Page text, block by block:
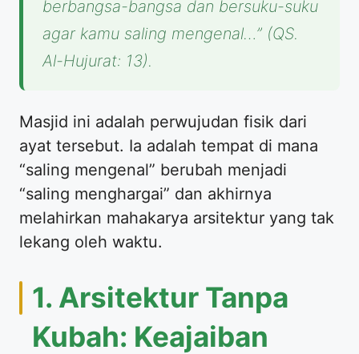
berbangsa-bangsa dan bersuku-suku
agar kamu saling mengenal…” (QS.
Al-Hujurat: 13).
Masjid ini adalah perwujudan fisik dari
ayat tersebut. Ia adalah tempat di mana
“saling mengenal” berubah menjadi
“saling menghargai” dan akhirnya
melahirkan mahakarya arsitektur yang tak
lekang oleh waktu.
1. Arsitektur Tanpa
Kubah: Keajaiban